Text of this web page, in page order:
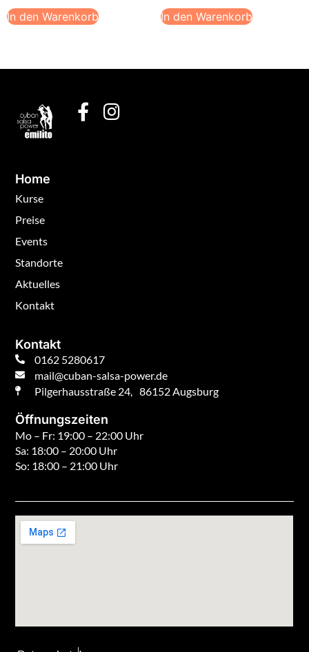
In den Warenkorb In den Warenkorb
Home
Kurse
Preise
Events
Standorte
Aktuelles
Kontakt
Kontakt
0162 5280617
mail@cuban-salsa-power.de
Pilgerhausstraße 24, 86152 Augsburg
Öffnungszeiten
Mo – Fr: 19:00 – 22:00 Uhr
Sa: 18:00 – 20:00 Uhr
So: 18:00 – 21:00 Uhr